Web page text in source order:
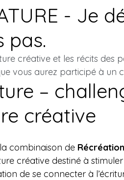
- Je
pas.
créative et les récits des
vous aurez participé à un
–
créative
combinaison de
créative destiné à
de se connecter à